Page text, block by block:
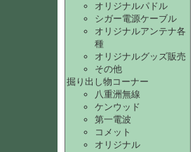
オリジナルパドル
シガー電源ケーブル
オリジナルアンテナ各
種
オリジナルグッズ販売
その他
掘り出し物コーナー
八重洲無線
ケンウッド
第一電波
コメット
オリジナル